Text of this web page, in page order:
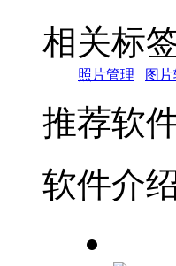
相关标
照片管理 图
推荐软
软件介